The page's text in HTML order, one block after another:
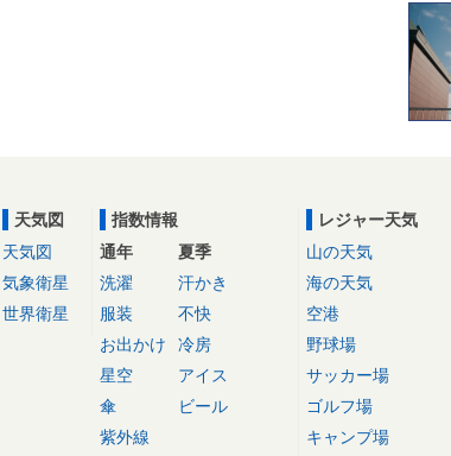
天気図
天気図
気象衛星
世界衛星
指数情報
通年
洗濯
服装
お出かけ
星空
傘
紫外線
夏季
汗かき
不快
冷房
アイス
ビール
レジャー天気
山の天気
海の天気
空港
野球場
サッカー場
ゴルフ場
キャンプ場